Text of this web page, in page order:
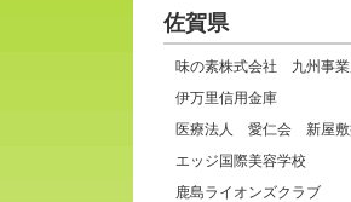
佐賀県
味の素株式会社 九州事
伊万里信用金庫
医療法人 愛仁会 新屋敷
エッジ国際美容学校
鹿島ライオンズクラブ